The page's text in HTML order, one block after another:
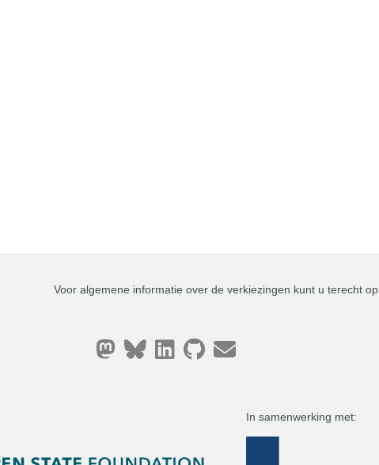
Voor algemene informatie over de verkiezingen kunt u terecht op
In samenwerking met: